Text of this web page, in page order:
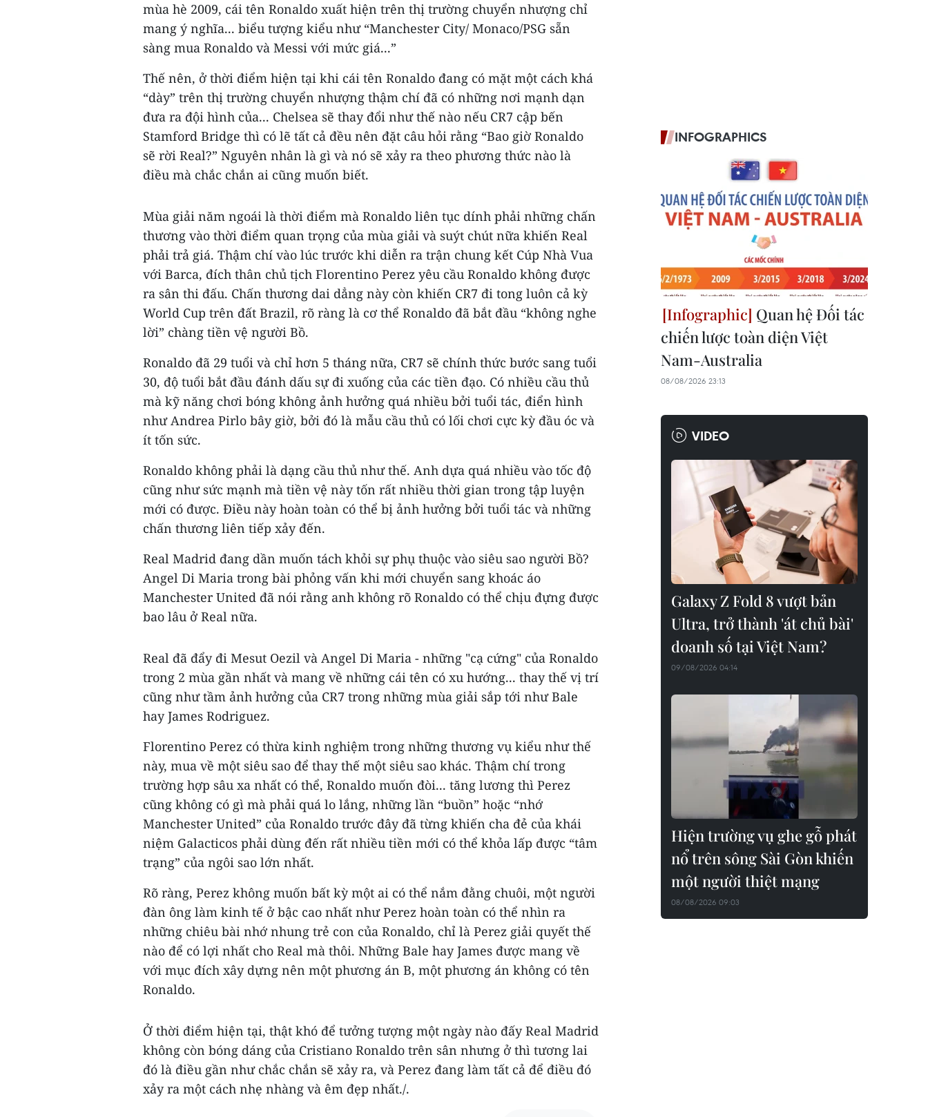
mùa hè 2009, cái tên Ronaldo xuất hiện trên thị trường chuyển nhượng chỉ
mang ý nghĩa... biểu tượng kiểu như “Manchester City/ Monaco/PSG sẵn
sàng mua Ronaldo và Messi với mức giá...”
Thế nên, ở thời điểm hiện tại khi cái tên Ronaldo đang có mặt một cách khá
“dày” trên thị trường chuyển nhượng thậm chí đã có những nơi mạnh dạn
đưa ra đội hình của... Chelsea sẽ thay đổi như thế nào nếu CR7 cập bến
Stamford Bridge thì có lẽ tất cả đều nên đặt câu hỏi rằng “Bao giờ Ronaldo
sẽ rời Real?” Nguyên nhân là gì và nó sẽ xảy ra theo phương thức nào là
điều mà chắc chắn ai cũng muốn biết.
Mùa giải năm ngoái là thời điểm mà Ronaldo liên tục dính phải những chấn
thương vào thời điểm quan trọng của mùa giải và suýt chút nữa khiến Real
phải trả giá. Thậm chí vào lúc trước khi diễn ra trận chung kết Cúp Nhà Vua
với Barca, đích thân chủ tịch Florentino Perez yêu cầu Ronaldo không được
ra sân thi đấu. Chấn thương dai dẳng này còn khiến CR7 đi tong luôn cả kỳ
World Cup trên đất Brazil, rõ ràng là cơ thể Ronaldo đã bắt đầu “không nghe
lời” chàng tiền vệ người Bồ.
Ronaldo đã 29 tuổi và chỉ hơn 5 tháng nữa, CR7 sẽ chính thức bước sang tuổi
30, độ tuổi bắt đầu đánh dấu sự đi xuống của các tiền đạo. Có nhiều cầu thủ
mà kỹ năng chơi bóng không ảnh hưởng quá nhiều bởi tuổi tác, điển hình
như Andrea Pirlo bây giờ, bởi đó là mẫu cầu thủ có lối chơi cực kỳ đầu óc và
ít tốn sức.
Ronaldo không phải là dạng cầu thủ như thế. Anh dựa quá nhiều vào tốc độ
cũng như sức mạnh mà tiền vệ này tốn rất nhiều thời gian trong tập luyện
mới có được. Điều này hoàn toàn có thể bị ảnh hưởng bởi tuổi tác và những
chấn thương liên tiếp xảy đến.
Real Madrid đang dần muốn tách khỏi sự phụ thuộc vào siêu sao người Bồ?
Angel Di Maria trong bài phỏng vấn khi mới chuyển sang khoác áo
Manchester United đã nói rằng anh không rõ Ronaldo có thể chịu đựng được
bao lâu ở Real nữa.
Real đã đẩy đi Mesut Oezil và Angel Di Maria - những "cạ cứng" của Ronaldo
trong 2 mùa gần nhất và mang về những cái tên có xu hướng... thay thế vị trí
cũng như tầm ảnh hưởng của CR7 trong những mùa giải sắp tới như Bale
hay James Rodriguez.
Florentino Perez có thừa kinh nghiệm trong những thương vụ kiểu như thế
này, mua về một siêu sao để thay thế một siêu sao khác. Thậm chí trong
trường hợp sâu xa nhất có thể, Ronaldo muốn đòi... tăng lương thì Perez
cũng không có gì mà phải quá lo lắng, những lần “buồn” hoặc “nhớ
Manchester United” của Ronaldo trước đây đã từng khiến cha đẻ của khái
niệm Galacticos phải dùng đến rất nhiều tiền mới có thể khỏa lấp được “tâm
trạng” của ngôi sao lớn nhất.
Rõ ràng, Perez không muốn bất kỳ một ai có thể nắm đằng chuôi, một người
đàn ông làm kinh tế ở bậc cao nhất như Perez hoàn toàn có thể nhìn ra
những chiêu bài nhớ nhung trẻ con của Ronaldo, chỉ là Perez giải quyết thế
nào để có lợi nhất cho Real mà thôi. Những Bale hay James được mang về
với mục đích xây dựng nên một phương án B, một phương án không có tên
Ronaldo.
Ở thời điểm hiện tại, thật khó để tưởng tượng một ngày nào đấy Real Madrid
không còn bóng dáng của Cristiano Ronaldo trên sân nhưng ở thì tương lai
đó là điều gần như chắc chắn sẽ xảy ra, và Perez đang làm tất cả để điều đó
xảy ra một cách nhẹ nhàng và êm đẹp nhất./.
INFOGRAPHICS
Quan hệ Đối tác
chiến lược toàn diện Việt
Nam-Australia
08/08/2026 23:13
VIDEO
Galaxy Z Fold 8 vượt bản
Ultra, trở thành 'át chủ bài'
doanh số tại Việt Nam?
09/08/2026 04:14
Hiện trường vụ ghe gỗ phát
nổ trên sông Sài Gòn khiến
một người thiệt mạng
08/08/2026 09:03